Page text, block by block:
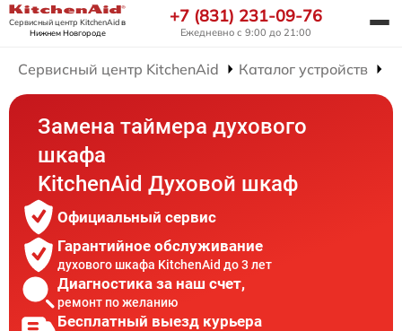
Сервисный центр KitchenAidв
Нижнем Новгороде
+7 (831) 231-09-76
Ежедневно с 9:00 до 21:00
Сервисный центр KitchenAid Каталог устройств
Замена таймера духового
шкафа
KitchenAid Духовой шкаф
Официальный сервис
Гарантийное обслуживание
духового шкафа KitchenAid до 3 лет
Диагностика за наш счет,
ремонт по желанию
Бесплатный выезд курьера